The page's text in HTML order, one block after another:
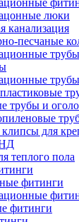
люки
канализация
песчаные
трубы
трубы
трубы и
для
теплого пола
фитинги
фитинги